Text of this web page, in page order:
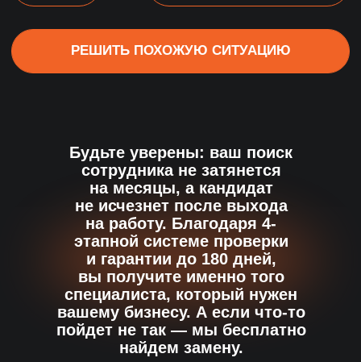
Будьте уверены: ваш поиск
сотрудника не затянется
на месяцы, а кандидат
не исчезнет после выхода
на работу. Благодаря 4-
этапной системе проверки
и гарантии до 180 дней,
вы получите именно того
специалиста, который нужен
вашему бизнесу. А если что-то
пойдет не так — мы бесплатно
найдем замену.